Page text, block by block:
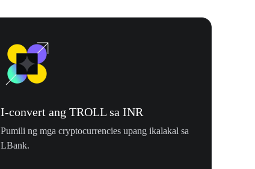
I-convert ang TROLL sa INR
Pumili ng mga cryptocurrencies upang ikalakal sa
LBank.